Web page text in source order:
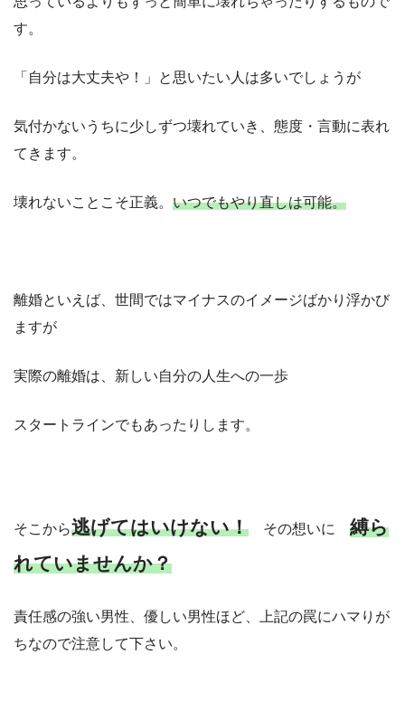
す。
「自分は大丈夫や！」と思いたい人は多いでしょうが
気付かないうちに少しずつ壊れていき、態度・言動に表れ
てきます。
壊れないことこそ正義。 いつでもやり直しは可能。
離婚といえば、世間ではマイナスのイメージばかり浮かび
ますが
実際の離婚は、新しい自分の人生への一歩
スタートラインでもあったりします。
そこから逃げてはいけない！ その想いに 縛ら
れていませんか？
責任感の強い男性、優しい男性ほど、上記の罠にハマりが
ちなので注意して下さい。